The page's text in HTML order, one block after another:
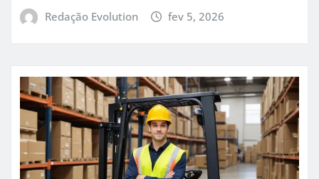
Redação Evolution fev 5, 2026